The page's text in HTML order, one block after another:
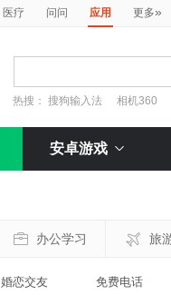
医疗 问问 应用 更多»
热搜：搜狗输入法 相机360
安卓游戏
办公学习 旅
婚恋交友 免费电话